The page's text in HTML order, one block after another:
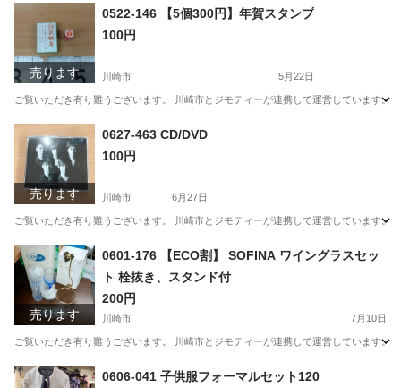
神奈川 川崎市 リユース
売ります
0522-146 【5個300円】年賀スタンプ
100円
川崎市 5月22日
ご覧いただき有り難うございます。 川崎市とジモティーが連携して運営していま
神奈川 川崎市
売ります
0627-463 CD/DVD
100円
川崎市 6月27日
ご覧いただき有り難うございます。 川崎市とジモティーが連携して運営していま
神奈川 川崎市 リユース
売ります
0601-176 【ECO割】 SOFINA ワイングラスセッ
ト 栓抜き、スタンド付
200円
川崎市 7月10日
ご覧いただき有り難うございます。 川崎市とジモティーが連携して運営していま
神奈川 川崎市 栓抜き
0606-041 子供服フォーマルセット120